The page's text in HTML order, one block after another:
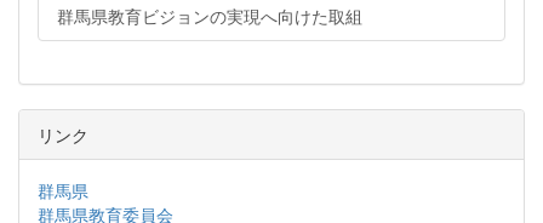
群馬県教育ビジョンの実現へ向けた取組
リンク
群馬県
群馬県教育委員会